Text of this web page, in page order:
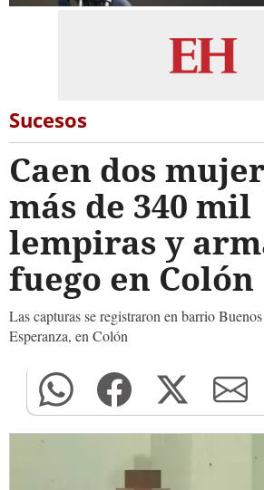
Sucesos
Caen dos
más de 340 mil
lempiras y
fuego en Colón
Las capturas se registraron en barrio
Esperanza, en Colón